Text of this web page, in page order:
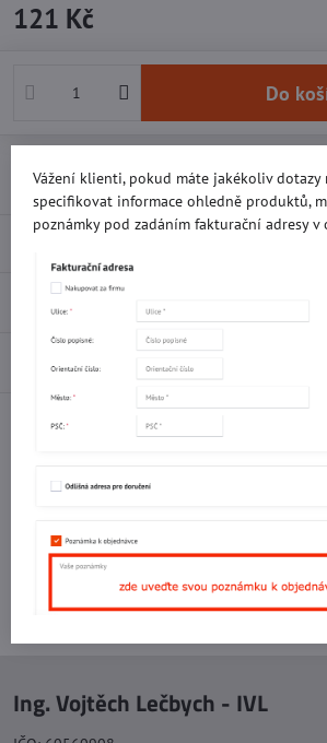
121 Kč
Do
Recenze
Diskuse 0
FacebookTwitterBlueskyPinterest
Potřebujete poradit s
+420 577 523 563
Ing. Vojtěch Lečbych - IVL
Vážení klienti, pokud máte jakékoliv
specifikovat informace ohledně produktů,
poznámky pod zadáním fakturační adresy v